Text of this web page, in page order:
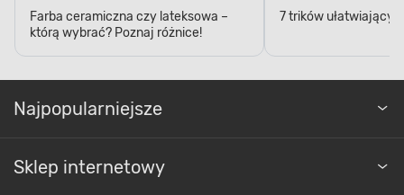
Farba ceramiczna czy lateksowa –
którą wybrać? Poznaj różnice!
7 trików
Najpopularniejsze
Sklep internetowy